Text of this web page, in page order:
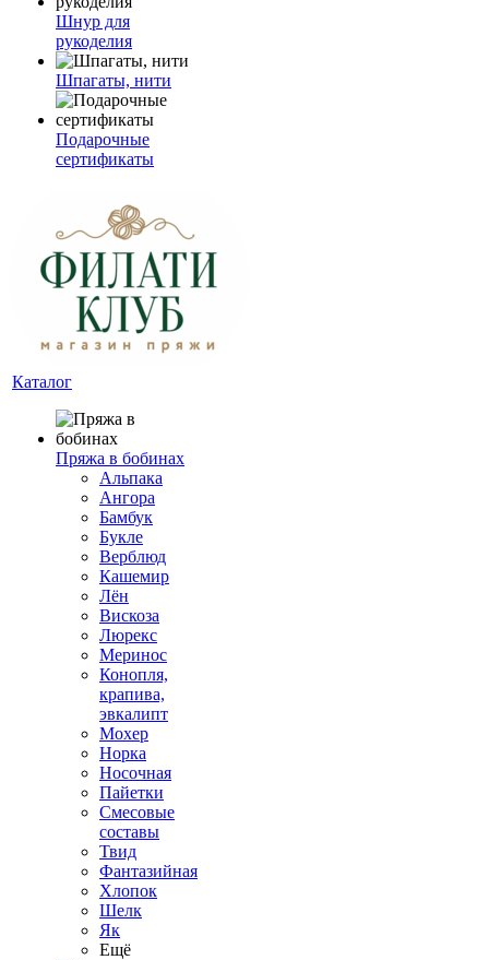
Шнур для
рукоделия
Шпагаты, нити
Подарочные
сертификаты
Каталог
Пряжа в бобинах
Альпака
Ангора
Бамбук
Букле
Верблюд
Кашемир
Лён
Вискоза
Люрекс
Меринос
Конопля,
крапива,
эвкалипт
Мохер
Норка
Носочная
Пайетки
Смесовые
составы
Твид
Фантазийная
Хлопок
Шелк
Як
Ещё